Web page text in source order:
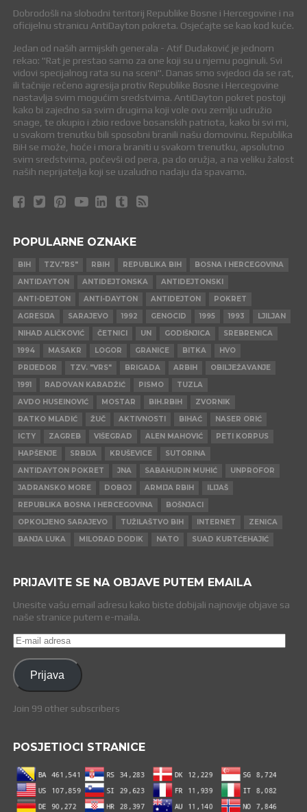
Dobrodošli na slobodni teritorij Republike Bosne i Hercegovine i na
oficijelnu stranicu AntiDayton pokreta. Osjećajte se kao kod kuće.
Jedan od naših armijskih generala - Atif Dudaković je jednom
rekao: "Rat je prestao samo za one koji su u njemu poginuli. Svi
vidovi specijalnog rata su na sceni". Danas smo svjedoci da se rat,
ili tačnije rečeno agresija protiv Republike Bosne i Hercegovine
nastavlja svim mogućim sredstvima. AntiDayton pokret postoji
kako bi zajedno sa svim drugima koji vole ovu zemlju udružio
snage, te okupio i zbio redove bosanskih patriota, kako bi svi mi,
u svakom trenutku bili sposobni branili našu domovinu. Republika
BiH se može, hoće i mora braniti u svakom trenutku, apsolutno
svim sredstvima, počevši od pera, pa do oružja, a na veliku žalost
naših neprijatelja koji se uzaludno nadaju da spavamo.
POPULARNE OZNAKE
BIH TZV."RS" RBIH REPUBLIKA BIH
BOSNA I HERCEGOVINA
ANTIDAYTON
ANTIDEJTONSKA
ANTIDEJTONSKI
ANTI-DEJTON
ANTI-DAYTON ANTIDEJTON
POKRET
AGRESIJA
SARAJEVO 1992 GENOCID 1995 1993
LJILJAN
NIHAD ALIČKOVIĆ
ČETNICI UN GODIŠNJICA
SREBRENICA
1994
MASAKR LOGOR GRANICE BITKA
HVO
PRIJEDOR
TZV. "VRS" BRIGADA ARBIH
OBILJEŽAVANJE
1991
RADOVAN KARADŽIĆ PISMO
TUZLA
AVDO HUSEINOVIĆ
MOSTAR BIH.RBIH
ZVORNIK
RATKO MLADIĆ
ŽUČ AKTIVNOSTI BIHAĆ
NASER ORIĆ
ICTY
ZAGREB VIŠEGRAD ALEN MAHOVIĆ
PETI KORPUS
HAPŠENJE
SRBIJA KRUŠEVICE
SUTORINA
ANTIDAYTON POKRET
JNA SABAHUDIN MUHIĆ
UNPROFOR
JADRANSKO MORE
DOBOJ ARMIJA RBIH
ILIJAŠ
REPUBLIKA BOSNA I HERCEGOVINA
BOŠNJACI
OPKOLJENO SARAJEVO
TUŽILAŠTVO BIH INTERNET
ZENICA
BANJA LUKA
MILORAD DODIK NATO SUAD KURTĆEHAJIĆ
PRIJAVITE SE NA OBJAVE PUTEM EMAILA
Unesite vašu email adresu kako biste dobijali najnovije objave sa
naše stranice putem e-maila.
E-
mail
adresa
Prijava
Join 99 other subscribers
POSJETIOCI STRANICE